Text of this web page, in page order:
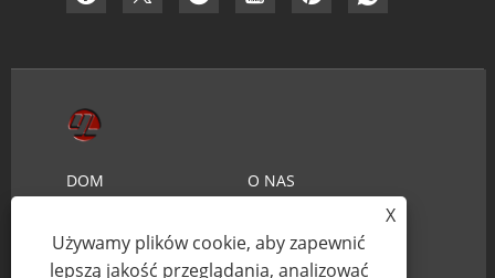
DOM
O NAS
ŚCIĄGNIJ
WYŚLIJ ZAPYTANIE
X
Używamy plików cookie, aby zapewnić
lepszą jakość przeglądania, analizować